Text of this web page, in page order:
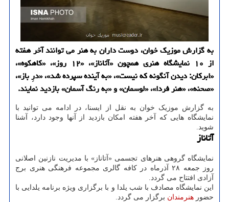
به گزارش موزیک خوان، دوست داران به هنر می توانند آخر هفته
از ۱۰ نمایشگاه هنری همچون «آتاناز»، «۱۲ روز»، «کاهکوه»،
«ابرکان: دیدن آنگونه که نیست»، «به آینده سپرده شد»، «درِ باز»،
«صحنه»، «هنر فردا»، «لوسمان» و «به رنگ آسمان» بازدید نمایند.
به گزارش موزیک خوان به نقل از ایسنا، در ادامه می توانید با
نمایشگاه هایی که آخر هفته امکان بازدید از آنها وجود دارد، آشنا
شوید.
آتاناز
نمایشگاه گروهی هنرهای تجسمی «آتاناز» با مدیریت نازنین اصلانی
روز جمعه ۲۸ آذرماه در کافه گالری مجموعه فرهنگی هنری برج
آزادی افتتاح می گردد.
این نمایشگاه مصادف با شب یلدا و با برگزاری ویژه برنامه یلدایی با
حضور هنرمندان برگزار می گردد.